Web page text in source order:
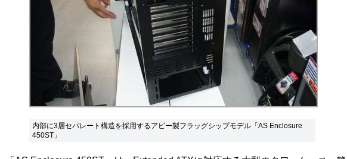
内部に3層セパレート構造を採用するアビー製フラッグシップモデル「AS Enclosure
450ST」